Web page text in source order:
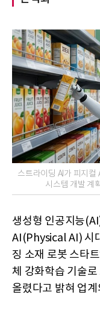
스트라이딩 AI가 피지컬
시스템 개발 계
생성형 인공지능
AI(Physical AI) 시
징 소재 로봇 스타
체 강화학습 기술
올렸다고 밝혀 업